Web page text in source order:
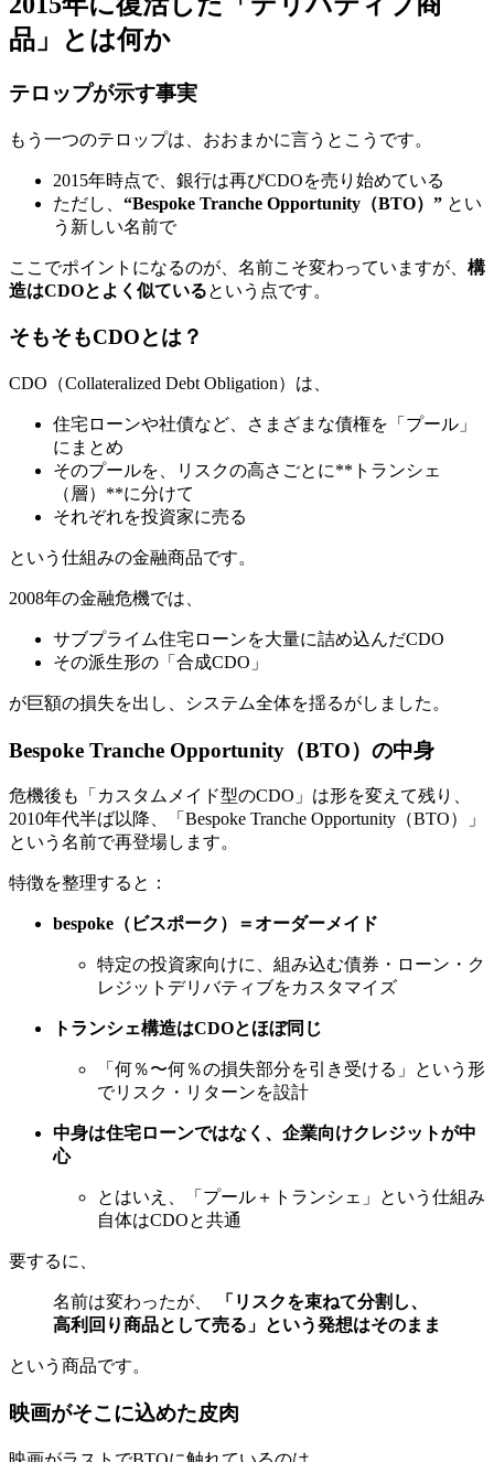
品」とは何か
テロップが示す事実
もう一つのテロップは、おおまかに言うとこうです。
2015年時点で、銀行は再びCDOを売り始めている
ただし、 “Bespoke Tranche Opportunity（BTO）” とい
う新しい名前で
ここでポイントになるのが、名前こそ変わっていますが、 構
造はCDOとよく似ているという点です。
そもそもCDOとは？
CDO（Collateralized Debt Obligation）は、
住宅ローンや社債など、さまざまな債権を「プール」
にまとめ
そのプールを、リスクの高さごとに**トランシェ
（層）**に分けて
それぞれを投資家に売る
という仕組みの金融商品です。
2008年の金融危機では、
サブプライム住宅ローンを大量に詰め込んだCDO
その派生形の「合成CDO」
が巨額の損失を出し、システム全体を揺るがしました。
Bespoke Tranche Opportunity（BTO）の中身
危機後も「カスタムメイド型のCDO」は形を変えて残り、
2010年代半ば以降、「Bespoke Tranche Opportunity（BTO）」
という名前で再登場します。
特徴を整理すると：
bespoke（ビスポーク）＝オーダーメイド
特定の投資家向けに、組み込む債券・ローン・ク
レジットデリバティブをカスタマイズ
トランシェ構造はCDOとほぼ同じ
「何％〜何％の損失部分を引き受ける」という形
でリスク・リターンを設計
中身は住宅ローンではなく、企業向けクレジットが中
心
とはいえ、「プール＋トランシェ」という仕組み
自体はCDOと共通
要するに、
名前は変わったが、
「リスクを束ねて分割し、
高利回り商品として売る」という発想はそのまま
という商品です。
映画がそこに込めた皮肉